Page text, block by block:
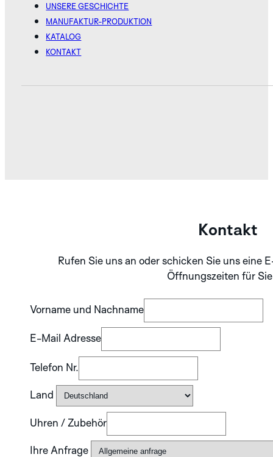
UNSERE GESCHICHTE
MANUFAKTUR-PRODUKTION
KATALOG
KONTAKT
Kontakt
Rufen Sie uns an oder schicken Sie uns eine
Öffnungszeiten für
Vorname und Nachname
E-Mail Adresse
Telefon Nr.
Land
Uhren / Zubehör
Ihre Anfrage